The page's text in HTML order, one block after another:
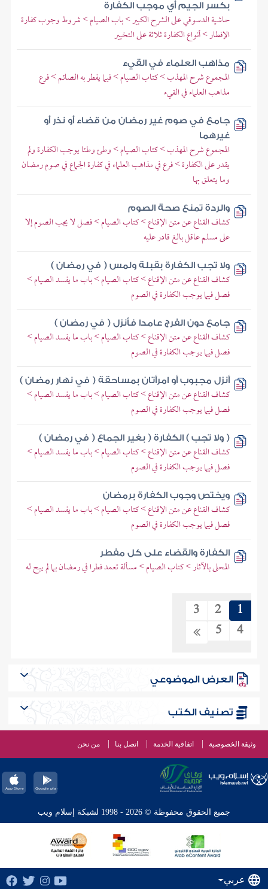
بكسر الجيم أي موجب الكفارة
حاشية الدسوقي على الشرح الكبير > باب الصيام > شروط وجوب كفارة
الإفطار > أنواع الكفارة ثلاثة على التخيير
مذاهب العلماء في القيء
المجموع شرح المهذب > كتاب الصيام > فيما يفطر به الصائم > فرع
مذاهب العلماء في القيء
جامع في صوم غير رمضان من قضاء أو نذر أو
غيرهما
المجموع شرح المهذب > كتاب الصيام > وطئ وطئا يوجب الكفارة ولم
يقدر على الكفارة > فرع في مذاهب العلماء في كفارة الجماع في صوم رمضان
وما يتعلق بها
والردة تمنع صحة الصوم
كشاف القناع عن متن الإقناع > كتاب الصيام > فصل لا يجب الصوم إلا
على مسلم عاقل بالغ قادر عليه
ولا تجب الكفارة بقبلة ولمس ( في رمضان )
كشاف القناع عن متن الإقناع > كتاب الصيام > باب ما يفسد الصيام >
فصل فيما يوجب الكفارة في الصوم
جامع دون الفرج عامدا فأنزل ( في رمضان )
كشاف القناع عن متن الإقناع > كتاب الصيام > باب ما يفسد الصيام >
فصل فيما يوجب الكفارة في الصوم
أنزل مجبوب أو امرأتان بمساحقة ( في نهار رمضان )
كشاف القناع عن متن الإقناع > كتاب الصيام > باب ما يفسد الصيام >
فصل فيما يوجب الكفارة في الصوم
( ولا تجب ) الكفارة ( بغير الجماع ( في رمضان )
كشاف القناع عن متن الإقناع > كتاب الصيام > باب ما يفسد الصيام >
فصل فيما يوجب الكفارة في الصوم
ويختص وجوب الكفارة برمضان
كشاف القناع عن متن الإقناع > كتاب الصيام > باب ما يفسد الصيام >
فصل فيما يوجب الكفارة في الصوم
الكفارة والقضاء على كل مفطر
المحلى بالآثار > كتاب الصيام > مسألة تعمد فطرا في رمضان بما لم يبح له
1
2
3
4
5
العرض الموضوعي
تصنيف الكتب
وثيقة الخصوصية اتفاقية الخدمة اتصل بنا من نحن
جميع الحقوق محفوظة © 2026 - 1998 لشبكة إسلام ويب
عربي